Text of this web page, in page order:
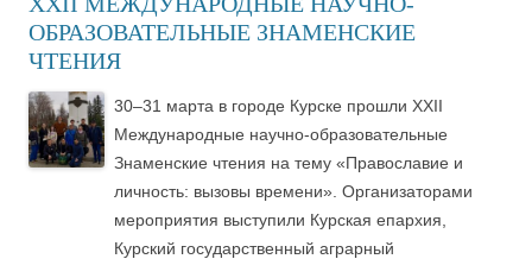
ОБРАЗОВАТЕЛЬНЫЕ ЗНАМЕНСКИЕ
ЧТЕНИЯ
30–31 марта в городе Курске прошли XXII
Международные научно-образовательные
Знаменские чтения на тему «Православие и
личность: вызовы времени». Организаторами
мероприятия выступили Курская епархия,
Курский государственный аграрный